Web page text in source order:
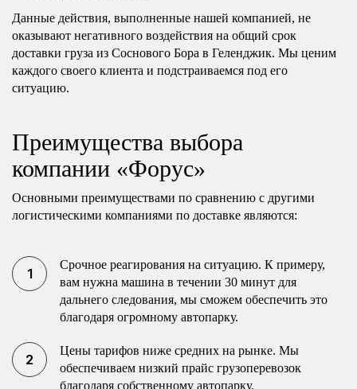
Данные действия, выполненные нашей компанией, не
оказывают негативного воздействия на общий срок
доставки груза из Соснового Бора в Геленджик. Мы ценим
каждого своего клиента и подстраиваемся под его
ситуацию.
Преимущества выбора
компании «Форус»
Основными преимуществами по сравнению с другими
логистическими компаниями по доставке являются:
Срочное реагирования на ситуацию. К примеру,
вам нужна машина в течении 30 минут для
дальнего следования, мы сможем обеспечить это
благодаря огромному автопарку.
Цены тарифов ниже средних на рынке. Мы
обеспечиваем низкий прайс грузоперевозок
благодаря собственному автопарку.